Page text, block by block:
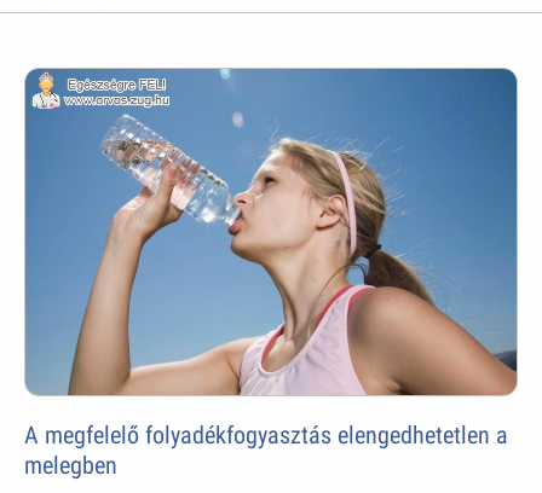
A megfelelő folyadékfogyasztás elengedhetetlen a
melegben